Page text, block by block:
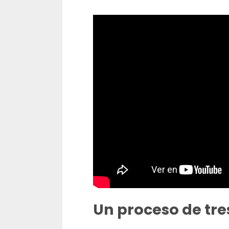
Un proceso de